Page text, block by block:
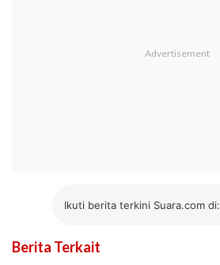
Ikuti berita terkini Suara.com di:
Berita Terkait